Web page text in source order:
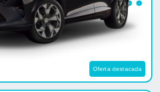
Oferta destacada